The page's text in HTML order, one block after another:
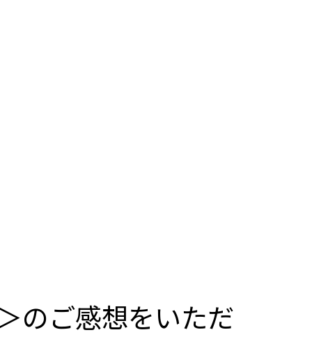
のご感想をいただ